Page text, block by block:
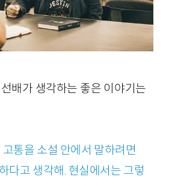
배가 생각하는 좋은 이야기는
통을 소설 안에서 말하려면
다고 생각해. 현실에서는 그렇